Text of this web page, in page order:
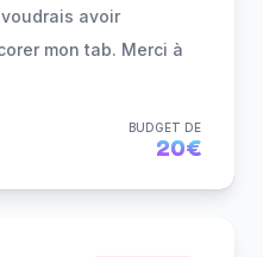
avoir
mon tab. Merci à
BUDGET DE
20€